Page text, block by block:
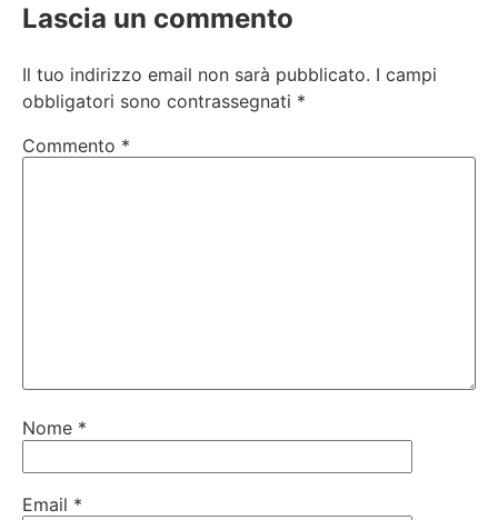
Lascia un commento
Il tuo indirizzo email non sarà pubblicato. I campi
obbligatori sono contrassegnati *
Commento *
Nome *
Email *